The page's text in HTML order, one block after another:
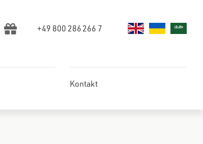
+49 800 286 266 7
Kontakt